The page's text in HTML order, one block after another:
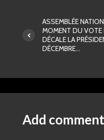
ASSEMBLÉE
MOMENT DU VOTE
DÉCALE LA
DÉCEMBRE…
Add comment